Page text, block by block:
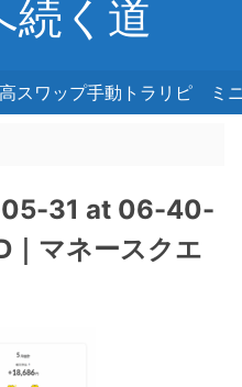
続く道
高スワップ手動トラリピ ミ
31 at 06-40-
｜マネースクエ